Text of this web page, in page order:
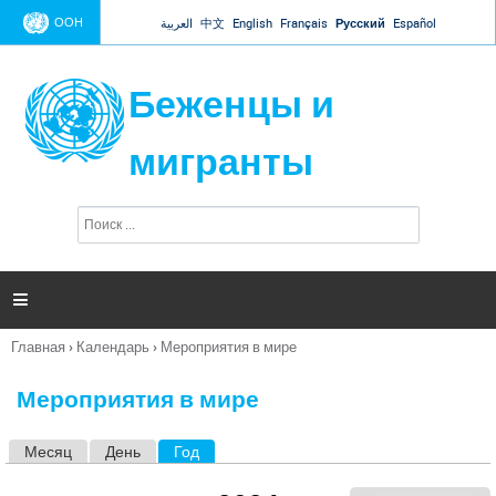
Jump to navigation
ООН العربية 中文 English Français Русский Español
Беженцы и
мигранты
п
и

Вы
Главная › Календарь › Мероприятия в мире
Мероприятия в мире
Месяц День Год